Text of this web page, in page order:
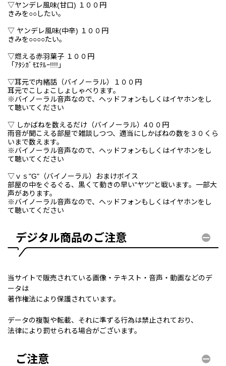
▽ヤンデレ風味(甘口) １００円
きみを○○したい。
▽ ヤンデレ風味(中辛) １００円
きみを○○○○たい。
▽燃える赤羽葉子 １００円
「ｱﾀｼｶﾞﾓｴﾃﾙｰ!!!!」
▽耳元で内緒話（バイノーラル）１００円
耳元でこしょこしょしゃべります。
※バイノーラル音声なので、ヘッドフォンもしくはイヤホンをし
て聴いてください
▽ しかばねを数えるだけ（バイノーラル）4００円
雨音が聞こえる部屋で雑談しつつ、適当にしかばねの数を３０くら
いまで数えます。
※バイノーラル音声なので、ヘッドフォンもしくはイヤホンをし
て聴いてください
▽ｖｓ"G"（バイノーラル）おまけボイス
部屋の中をぐるぐる、黒くて動きの早い"ヤツ"と戦います。一部大
声があります。
※バイノーラル音声なので、ヘッドフォンもしくはイヤホンをし
て聴いてください
デジタル商品のご注意
当サイトで販売されている画像・テキスト・音声・動画などのデ
ータは
著作権法により保護されています。
データの複製や転載、それに準ずる行為は禁止されており、
法律により罰せられる場合がございます。
ご注意